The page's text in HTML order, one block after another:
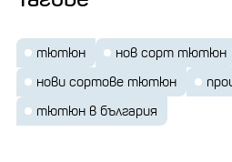
тютюн
нов сорт тютюн
нови сортове тютюн
тютюн в българия